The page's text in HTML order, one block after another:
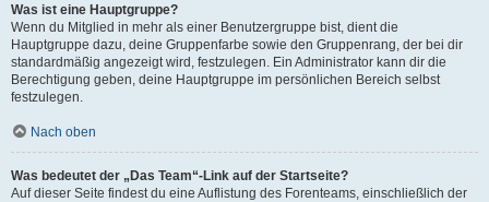
Was ist eine Hauptgruppe?
Wenn du Mitglied in mehr als einer Benutzergruppe bist, dient die
Hauptgruppe dazu, deine Gruppenfarbe sowie den Gruppenrang, der bei dir
standardmäßig angezeigt wird, festzulegen. Ein Administrator kann dir die
Berechtigung geben, deine Hauptgruppe im persönlichen Bereich selbst
festzulegen.
Nach oben
Was bedeutet der „Das Team“-Link auf der Startseite?
Auf dieser Seite findest du eine Auflistung des Forenteams, einschließlich der